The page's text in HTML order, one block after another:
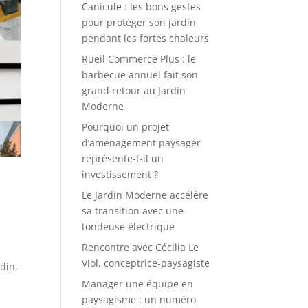
Canicule : les bons gestes
pour protéger son jardin
pendant les fortes chaleurs
Rueil Commerce Plus : le
barbecue annuel fait son
grand retour au Jardin
Moderne
Pourquoi un projet
d’aménagement paysager
représente-t-il un
investissement ?
Le Jardin Moderne accélère
sa transition avec une
tondeuse électrique
Rencontre avec Cécilia Le
Viol, conceptrice-paysagiste
Manager une équipe en
paysagisme : un numéro